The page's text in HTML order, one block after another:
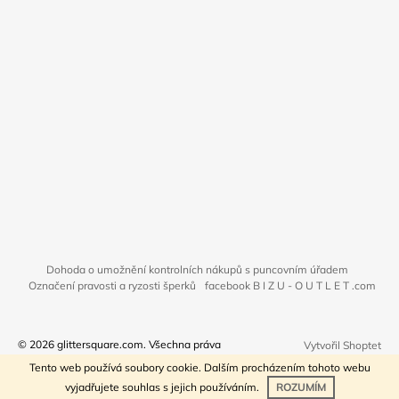
Tento web používá soubory cookie. Dalším procházením tohoto webu
vyjadřujete souhlas s jejich používáním.
ROZUMÍM
Dohoda o umožnění kontrolních nákupů s puncovním úřadem
Označení pravosti a ryzosti šperků
facebook B I Z U - O U T L E T .com
Vytvořil Shoptet
© 2026 glittersquare.com. Všechna práva